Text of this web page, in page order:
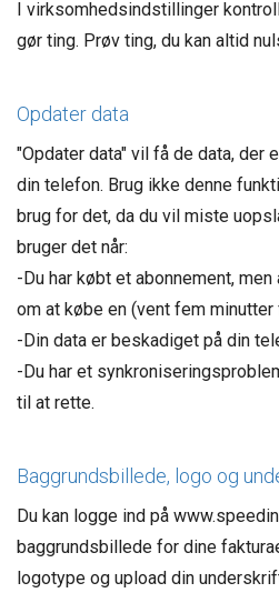
I virksomhedsindstillinger
gør ting. Prøv ting, du kan altid
Opdater data
"Opdater data" vil få de data, der
din telefon. Brug ikke denne
brug for det, da du vil miste
bruger det når:
-Du har købt et abonnement,
om at købe en (vent fem minutter
-Din data er beskadiget på din
-Du har et
til at rette.
Baggrundsbillede, logo og
Du kan logge ind på
baggrundsbillede for dine
logotype og upload din